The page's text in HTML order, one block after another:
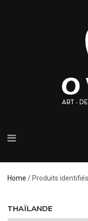
Home / Produits
THAÏLANDE